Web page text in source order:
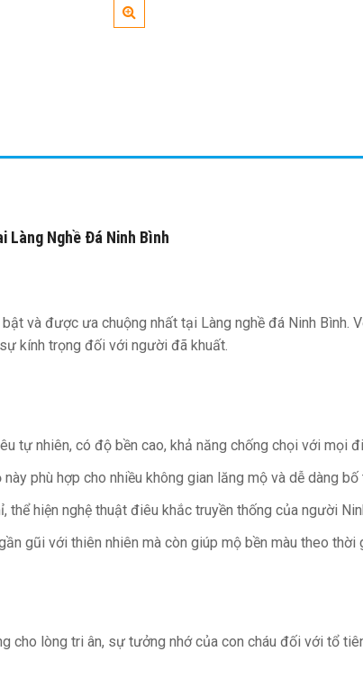
Làng Nghề Đá Ninh Bình
và được ưa chuộng nhất tại Làng nghề đá Ninh Bình.
kính trọng đối với người đã khuất.
tự nhiên, có độ bền cao, khả năng chống chọi với mọi
phù hợp cho nhiều không gian lăng mộ và dễ dàng
hiện nghệ thuật điêu khắc truyền thống của người
gũi với thiên nhiên mà còn giúp mộ bền màu theo thời
cho lòng tri ân, sự tưởng nhớ của con cháu đối với tổ